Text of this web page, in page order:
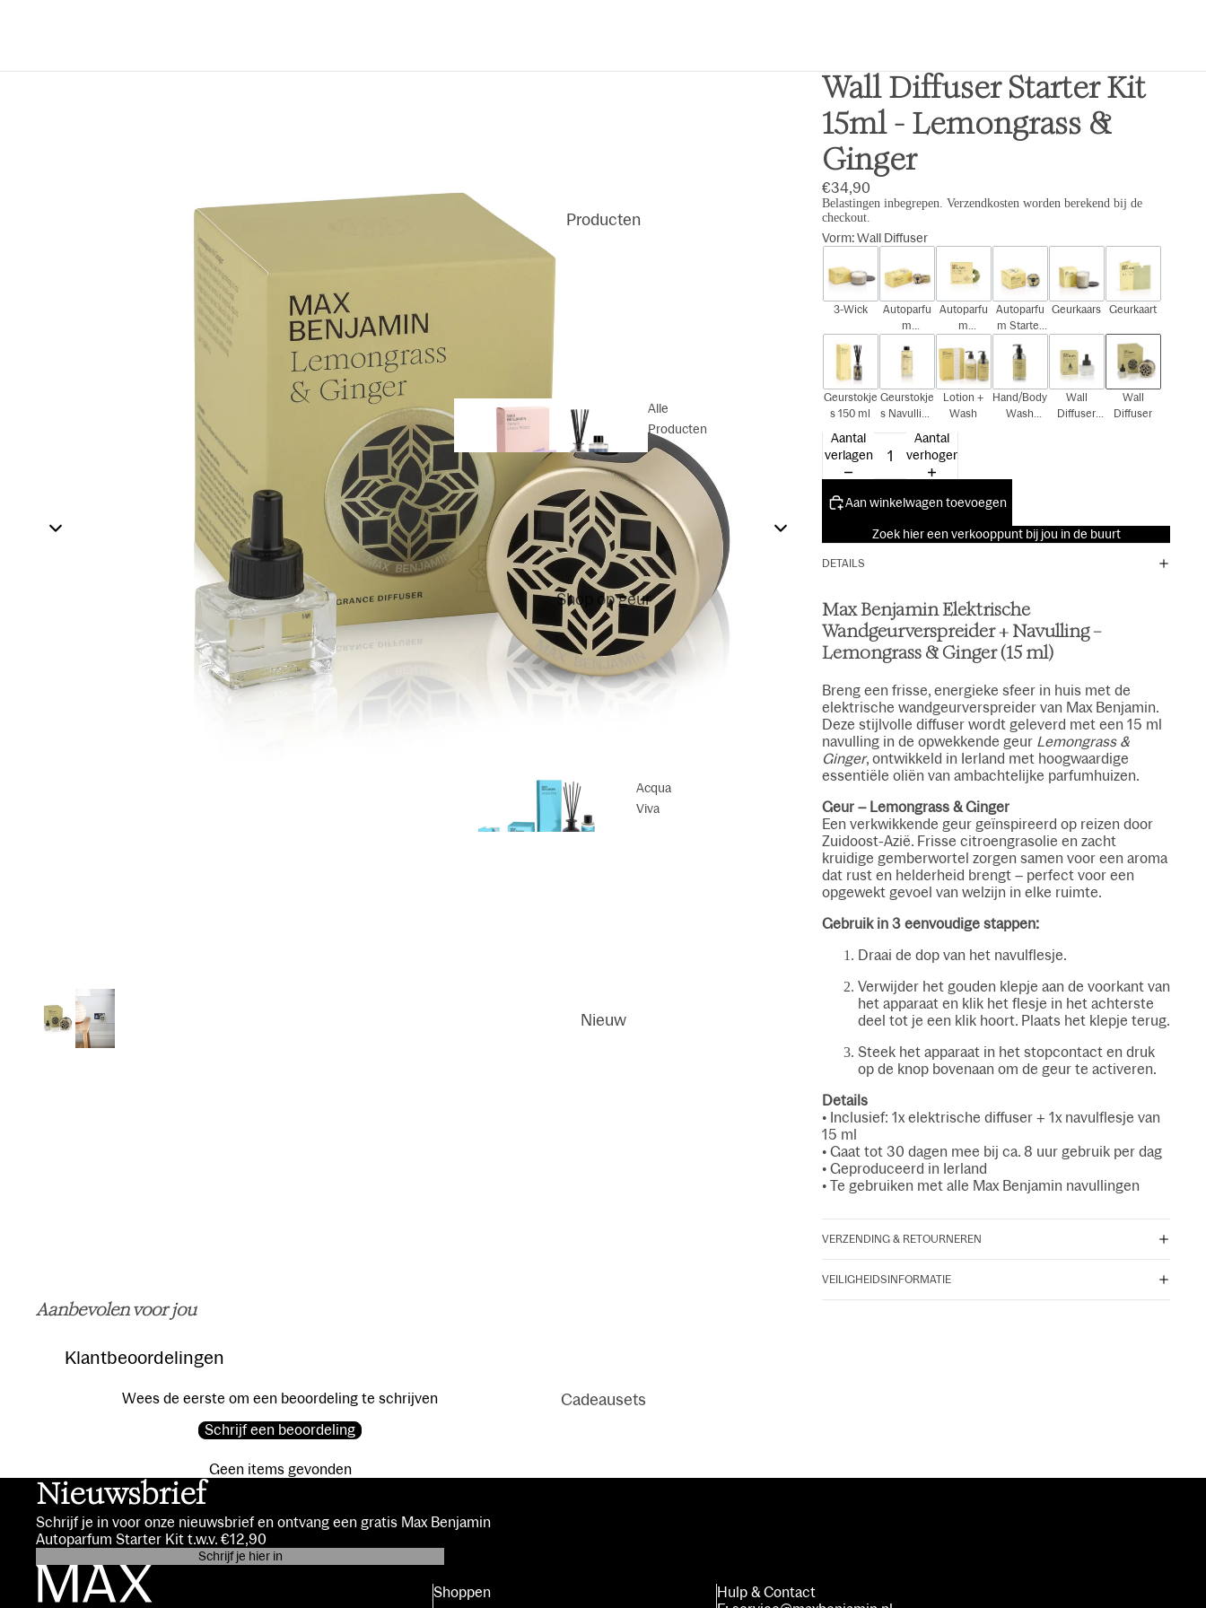
Producten
Alle
Producten
Geurstok
jes
Shop op geur
Acqua
Viva
Nieuw
Cadeausets
Wall Diffuser Starter Kit
15ml - Lemongrass &
Ginger
€34,90
Belastingen inbegrepen. Verzendkosten worden berekend bij de
checkout.
Vorm:Wall Diffuser
3-Wick
Autoparfu
m
Autoparfu
m
Autoparfu
m Starter
Kit
Geurkaars Geurkaart
Geurstokje
s 150 ml
Geurstokje
s Navulling
150 ml
Lotion +
Wash
Hand/Body
Wash
Wall
Diffuser
Wall
Diffuser
Aantal
verlagen
Aantal
verhogen
Aan winkelwagen toevoegen
Zoek hier een verkooppunt bij jou in de buurt
DETAILS
Max Benjamin Elektrische
Wandgeurverspreider + Navulling –
Lemongrass & Ginger (15 ml)
Breng een frisse, energieke sfeer in huis met de
elektrische wandgeurverspreider van Max Benjamin.
Deze stijlvolle diffuser wordt geleverd met een 15 ml
navulling in de opwekkende geur Lemongrass &
Ginger, ontwikkeld in Ierland met hoogwaardige
essentiële oliën van ambachtelijke parfumhuizen.
Geur – Lemongrass & Ginger
Een verkwikkende geur geïnspireerd op reizen door
Zuidoost-Azië. Frisse citroengrasolie en zacht
kruidige gemberwortel zorgen samen voor een aroma
dat rust en helderheid brengt – perfect voor een
opgewekt gevoel van welzijn in elke ruimte.
Gebruik in 3 eenvoudige stappen:
Draai de dop van het navulflesje.
Verwijder het gouden klepje aan de voorkant van
het apparaat en klik het flesje in het achterste
deel tot je een klik hoort. Plaats het klepje terug.
Steek het apparaat in het stopcontact en druk
op de knop bovenaan om de geur te activeren.
Details
• Inclusief: 1x elektrische diffuser + 1x navulflesje van
15 ml
• Gaat tot 30 dagen mee bij ca. 8 uur gebruik per dag
• Geproduceerd in Ierland
• Te gebruiken met alle Max Benjamin navullingen
VERZENDING & RETOURNEREN
VEILIGHEIDSINFORMATIE
Aanbevolen voor jou
Klantbeoordelingen
Wees de eerste om een beoordeling te schrijven
Schrijf een beoordeling
Geen items gevonden
Nieuwsbrief
Schrijf je in voor onze nieuwsbrief en ontvang een gratis Max Benjamin
Autoparfum Starter Kit t.w.v. €12,90
Schrijf je hier in
Shoppen
Hulp & Contact